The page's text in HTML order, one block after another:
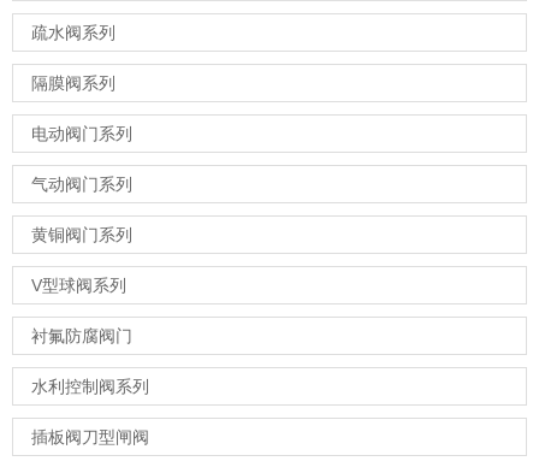
疏水阀系列
隔膜阀系列
电动阀门系列
气动阀门系列
黄铜阀门系列
V型球阀系列
衬氟防腐阀门
水利控制阀系列
插板阀刀型闸阀